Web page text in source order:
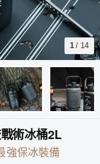
1 / 14
術冰桶2L
強保冰裝備